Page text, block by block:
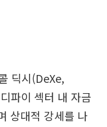
딕시(DeXe,
파이 섹터 내 자금
상대적 강세를 나